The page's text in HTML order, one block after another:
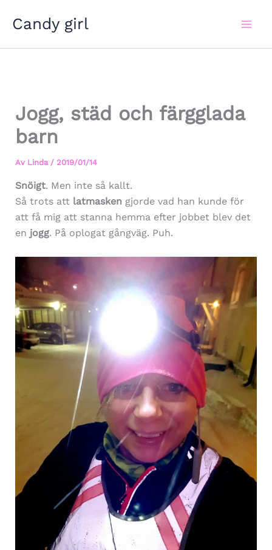
Candy girl
Jogg, städ och färgglada
barn
Av Linda / 2019/01/14
Snöigt. Men inte så kallt.
Så trots att latmasken gjorde vad han kunde för
att få mig att stanna hemma efter jobbet blev det
en jogg. På oplogat gångväg. Puh.